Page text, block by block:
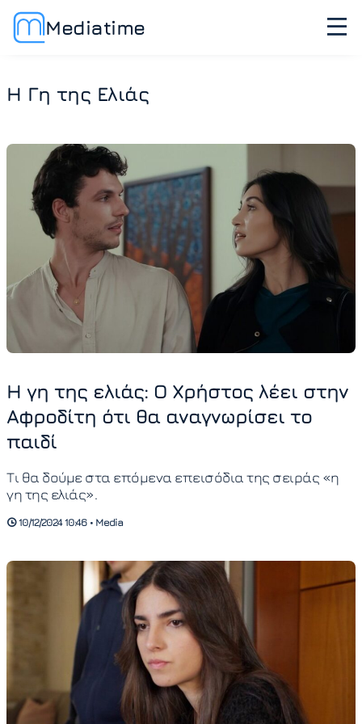
Mediatime
Η Γη της Ελιάς
Η γη της ελιάς: Ο Χρήστος λέει στην
Αφροδίτη ότι θα αναγνωρίσει το
παιδί
Τι θα δούμε στα επόμενα επεισόδια της σειράς «η
γη της ελιάς».
10/12/2024 10:46 • Media